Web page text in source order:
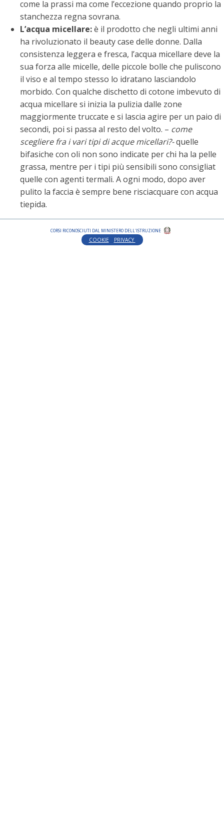
come la prassi ma come l’eccezione quando proprio la
stanchezza regna sovrana.
L’acqua micellare:è il prodotto che negli ultimi anni
ha rivoluzionato il beauty case delle donne. Dalla
consistenza leggera e fresca, l’acqua micellare deve la
sua forza alle micelle, delle piccole bolle che puliscono
il viso e al tempo stesso lo idratano lasciandolo
morbido. Con qualche dischetto di cotone imbevuto di
acqua micellare si inizia la pulizia dalle zone
maggiormente truccate e si lascia agire per un paio di
secondi, poi si passa al resto del volto. – come
scegliere fra i vari tipi di acque micellari?-quelle
bifasiche con oli non sono indicate per chi ha la pelle
grassa, mentre per i tipi più sensibili sono consigliat
quelle con agenti termali. A ogni modo, dopo aver
pulito la faccia è sempre bene risciacquare con acqua
tiepida.
CORSI RICONOSCIUTI DAL MINISTERO DELL'ISTRUZIONE
COOKIE PRIVACY